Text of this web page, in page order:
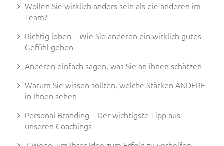
Wollen Sie wirklich anders sein als die anderen im
Team?
Richtig loben – Wie Sie anderen ein wirklich gutes
Gefühl geben
Anderen einfach sagen, was Sie an ihnen schätzen
Warum Sie wissen sollten, welche Stärken ANDERE
in Ihnen sehen
Personal Branding – Der wichtigste Tipp aus
unseren Coachings